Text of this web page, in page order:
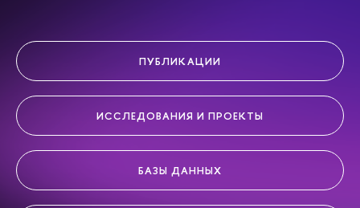
ПУБЛИКАЦИИ
ИССЛЕДОВАНИЯ И ПРОЕКТЫ
БАЗЫ ДАННЫХ